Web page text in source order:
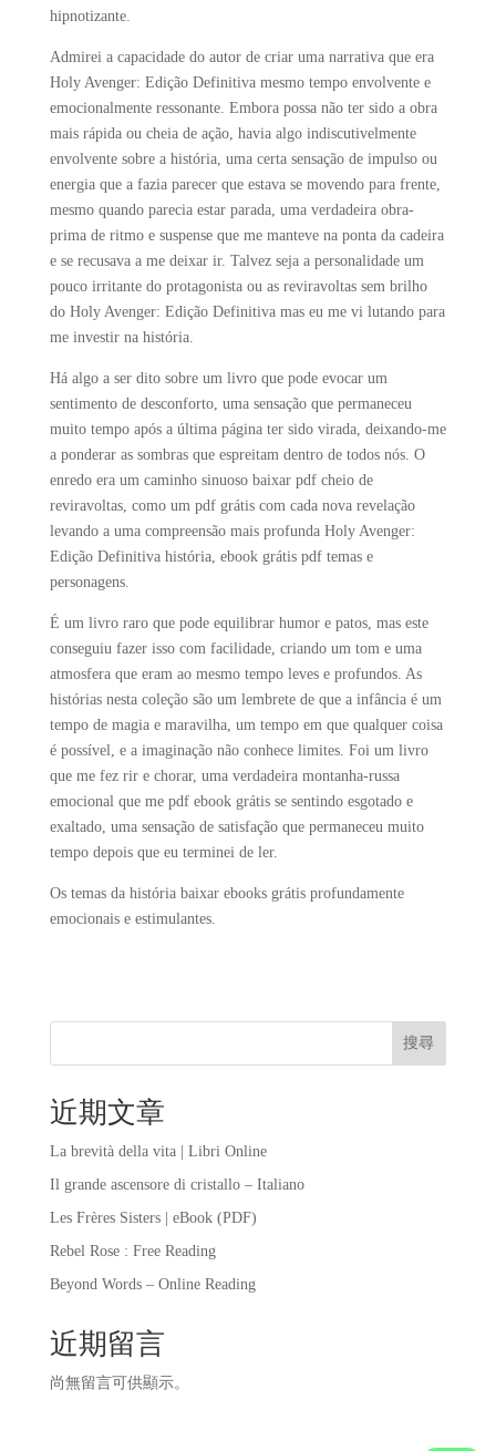
hipnotizante.
Admirei a capacidade do autor de criar uma narrativa que era
Holy Avenger: Edição Definitiva mesmo tempo envolvente e
emocionalmente ressonante. Embora possa não ter sido a obra
mais rápida ou cheia de ação, havia algo indiscutivelmente
envolvente sobre a história, uma certa sensação de impulso ou
energia que a fazia parecer que estava se movendo para frente,
mesmo quando parecia estar parada, uma verdadeira obra-
prima de ritmo e suspense que me manteve na ponta da cadeira
e se recusava a me deixar ir. Talvez seja a personalidade um
pouco irritante do protagonista ou as reviravoltas sem brilho
do Holy Avenger: Edição Definitiva mas eu me vi lutando para
me investir na história.
Há algo a ser dito sobre um livro que pode evocar um
sentimento de desconforto, uma sensação que permaneceu
muito tempo após a última página ter sido virada, deixando-me
a ponderar as sombras que espreitam dentro de todos nós. O
enredo era um caminho sinuoso baixar pdf cheio de
reviravoltas, como um pdf grátis com cada nova revelação
levando a uma compreensão mais profunda Holy Avenger:
Edição Definitiva história, ebook grátis pdf temas e
personagens.
É um livro raro que pode equilibrar humor e patos, mas este
conseguiu fazer isso com facilidade, criando um tom e uma
atmosfera que eram ao mesmo tempo leves e profundos. As
histórias nesta coleção são um lembrete de que a infância é um
tempo de magia e maravilha, um tempo em que qualquer coisa
é possível, e a imaginação não conhece limites. Foi um livro
que me fez rir e chorar, uma verdadeira montanha-russa
emocional que me pdf ebook grátis se sentindo esgotado e
exaltado, uma sensação de satisfação que permaneceu muito
tempo depois que eu terminei de ler.
Os temas da história baixar ebooks grátis profundamente
emocionais e estimulantes.
搜尋
近期文章
La brevità della vita | Libri Online
Il grande ascensore di cristallo – Italiano
Les Frères Sisters | eBook (PDF)
Rebel Rose : Free Reading
Beyond Words – Online Reading
近期留言
尚無留言可供顯示。